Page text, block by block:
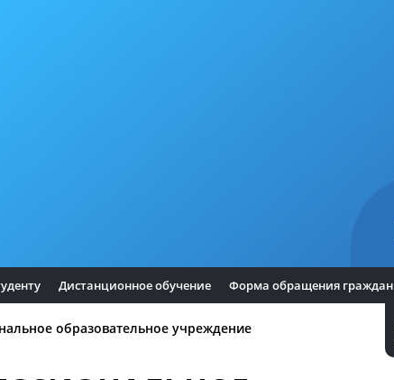
Дистанционное обучение Форма обращения граждан
образовательное учреждение